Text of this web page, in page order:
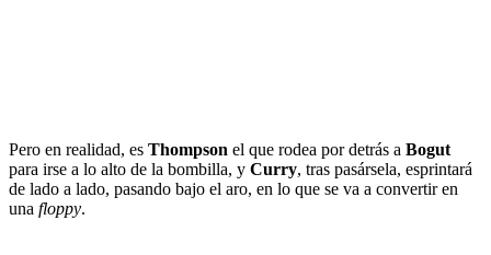
Pero en realidad, es Thompson el que rodea por detrás a Bogut
para irse a lo alto de la bombilla, y Curry, tras pasársela, esprintará
de lado a lado, pasando bajo el aro, en lo que se va a convertir en
una floppy.